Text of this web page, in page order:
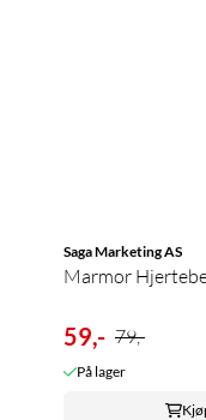
Saga Marketing AS
Marmor
59,- 79,-
På lager